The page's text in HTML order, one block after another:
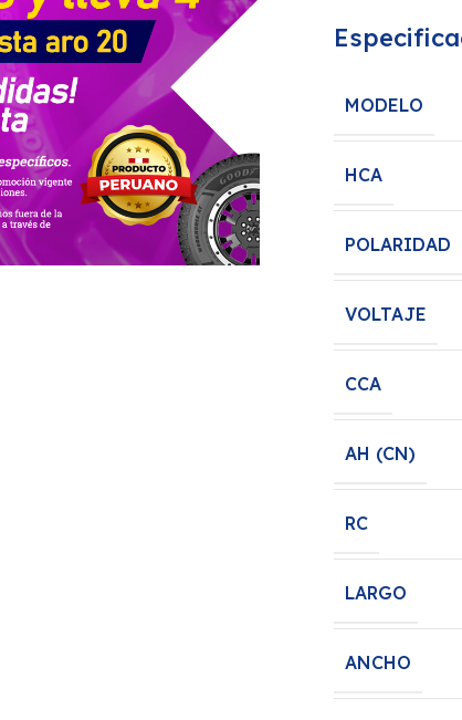
MODELO
HCA
POLARIDAD
VOLTAJE
CCA
AH (CN)
RC
LARGO
ANCHO